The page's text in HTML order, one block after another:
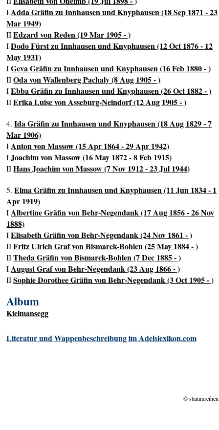
IAdda Gräfin zu Innhausen und Knyphausen (18 Sep 1871 - 23
Mar 1949)
IIEdzard von Reden (19 Mar 1905 - )
IDodo Fürst zu Innhausen und Knyphausen (12 Oct 1876 - 12
May 1931)
IGeva Gräfin zu Innhausen und Knyphausen (16 Feb 1880 - )
IIOda von Wallenberg Pachaly (8 Aug 1905 - )
IEbba Gräfin zu Innhausen und Knyphausen (26 Oct 1882 - )
IIErika Luise von Asseburg-Neindorf (12 Aug 1905 - )
4.Ida Gräfin zu Innhausen und Knyphausen (18 Aug 1829 - 7
Mar 1906)
IAnton von Massow (15 Apr 1864 - 29 Apr 1942)
IJoachim von Massow (16 May 1872 - 8 Feb 1915)
IIHans Joachim von Massow (7 Nov 1912 - 23 Jul 1944)
5.Elma Gräfin zu Innhausen und Knyphausen (11 Jun 1834 - 1
Apr 1919)
IAlbertine Gräfin von Behr-Negendank (17 Aug 1856 - 26 Nov
1888)
IElisabeth Gräfin von Behr-Negendank (24 Nov 1861 - )
IIFritz Ulrich Graf von Bismarck-Bohlen (25 May 1884 - )
IITheda Gräfin von Bismarck-Bohlen (7 Dec 1885 - )
IAugust Graf von Behr-Negendank (23 Aug 1866 - )
IISophie Dorothee Gräfin von Behr-Negendank (3 Oct 1905 - )
Album
Kielmansegg
Literatur und Wappenbeschreibung im Adelslexikon.com
©